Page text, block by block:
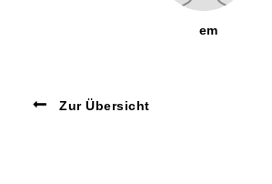
em
Zur Übersicht